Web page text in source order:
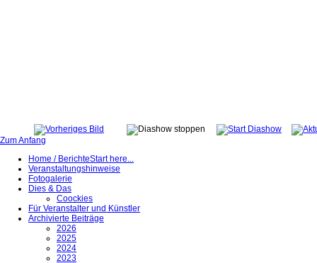
Zum Anfang
Home / BerichteStart here...
Veranstaltungshinweise
Fotogalerie
Dies & Das
Coockies
Für Veranstalter und Künstler
Archivierte Beiträge
2026
2025
2024
2023